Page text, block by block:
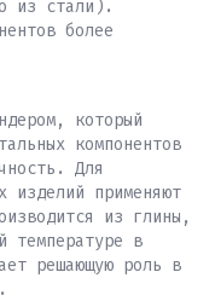
из стали).
более
который
компонентов
Для
изделий применяют
из глины,
температуре в
решающую роль в